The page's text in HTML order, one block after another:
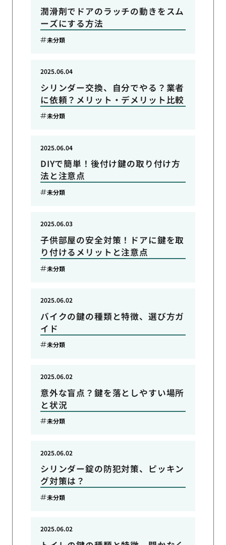
潤滑剤でドアのラッチの動きをスム
ーズにする方法
未分類
シリンダー交換、自分でやる？業者
に依頼？メリット・デメリット比較
2025.06.04
未分類
DIYで簡単！後付け鍵の取り付け方
法と注意点
2025.06.04
未分類
子供部屋の安全対策！ドアに鍵を取
り付けるメリットと注意点
2025.06.03
未分類
バイクの鍵の種類と特徴、選び方ガ
イド
2025.06.02
未分類
意外な盲点？鍵を落としやすい場所
と状況
2025.06.02
未分類
シリンダー錠の防犯対策、ピッキン
グ対策は？
2025.06.02
未分類
2025.06.02